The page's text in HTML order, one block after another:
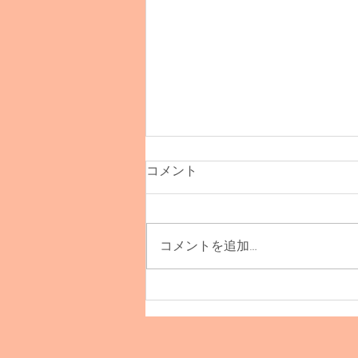
TOINOU受注販売会！
コメント
コメントを追加…